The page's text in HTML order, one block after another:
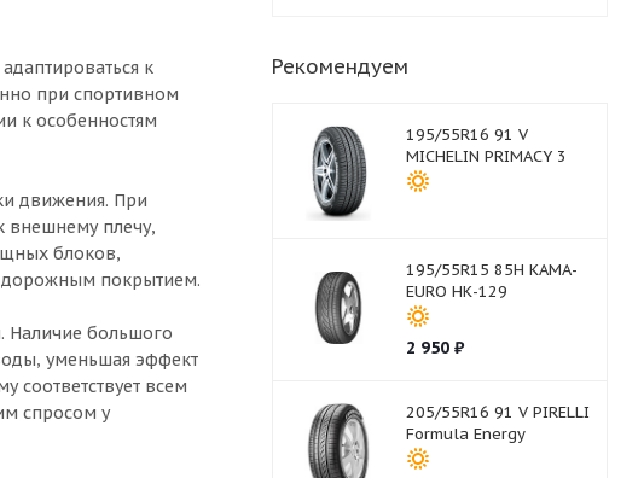
к
при спортивном
к особенностям
движения. При
внешнему плечу,
блоков,
дорожным покрытием.
Наличие большого
уменьшая эффект
соответствует всем
спросом у
Рекомендуем
195/55R16 91 V
MICHELIN PRIMACY 3
195/55R15 85H КАМА-
EURO НК-129
2 950₽
205/55R16 91 V PIRELLI
Formula Energy